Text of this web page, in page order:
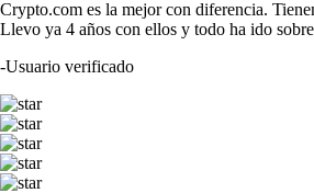
Crypto.com es la mejor con diferencia.
Llevo ya 4 años con ellos y todo ha ido
-Usuario verificado